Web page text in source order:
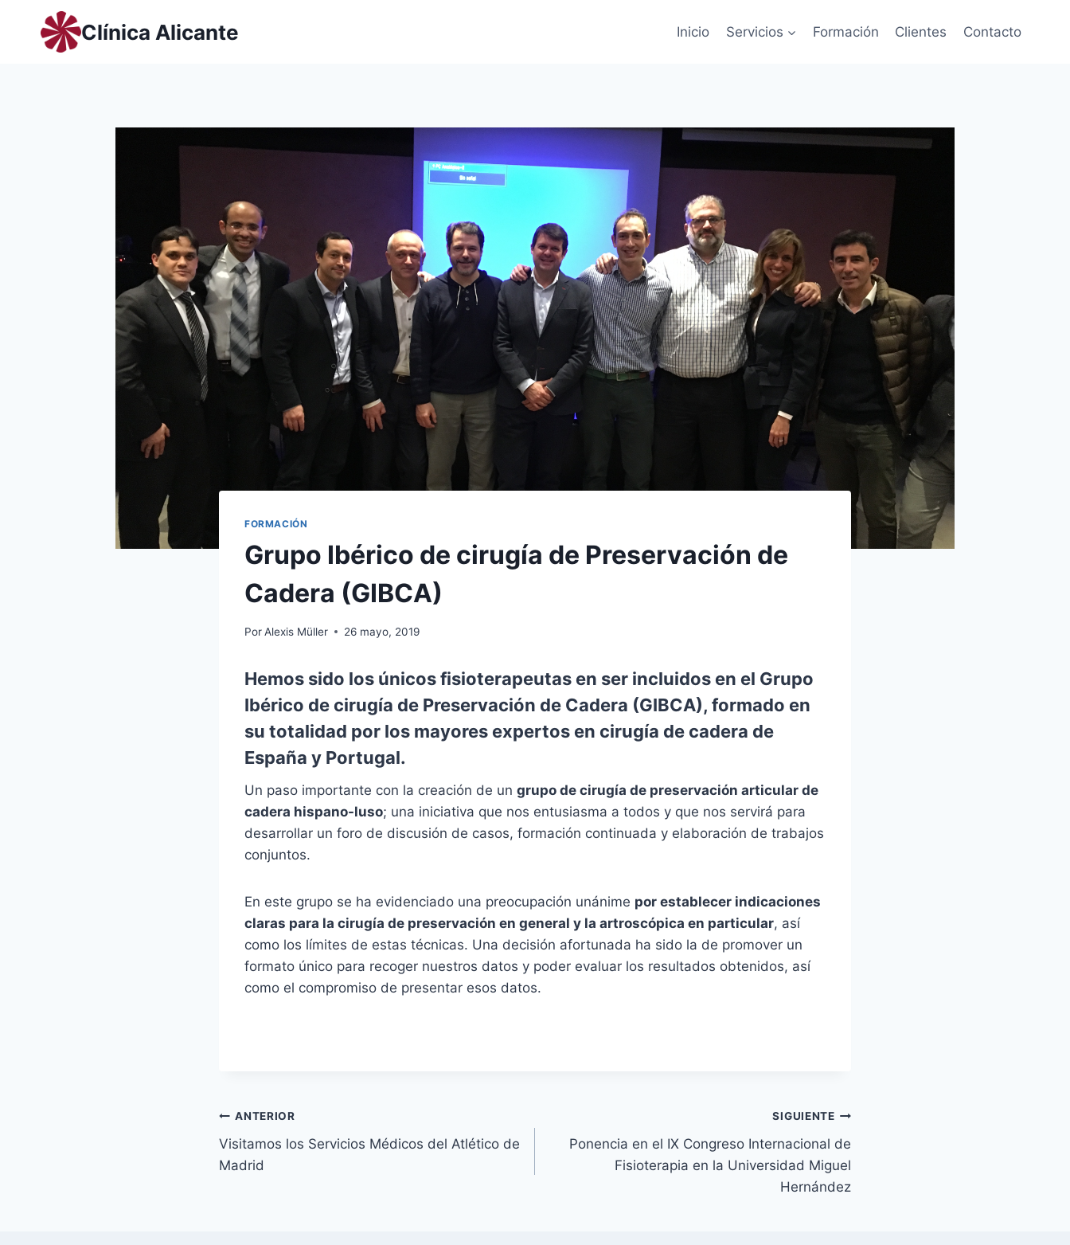
contenido
Clínica Alicante Inicio Servicios Formación Clientes Contacto
FORMACIÓN
Grupo Ibérico de cirugía de Preservación de
Cadera (GIBCA)
PorAlexis Müller 26 mayo, 2019
Hemos sido los únicos fisioterapeutas en ser incluidos en el Grupo
Ibérico de cirugía de Preservación de Cadera (GIBCA), formado en
su totalidad por los mayores expertos en cirugía de cadera de
España y Portugal.
Un paso importante con la creación de un grupo de cirugía de preservación articular de
cadera hispano-luso; una iniciativa que nos entusiasma a todos y que nos servirá para
desarrollar un foro de discusión de casos, formación continuada y elaboración de trabajos
conjuntos.
En este grupo se ha evidenciado una preocupación unánime por establecer indicaciones
claras para la cirugía de preservación en general y la artroscópica en particular, así
como los límites de estas técnicas. Una decisión afortunada ha sido la de promover un
formato único para recoger nuestros datos y poder evaluar los resultados obtenidos, así
como el compromiso de presentar esos datos.
Navegación
de
ANTERIOR
Visitamos los Servicios Médicos del Atlético de
Madrid
SIGUIENTE
Ponencia en el IX Congreso Internacional de
Fisioterapia en la Universidad Miguel
Hernández